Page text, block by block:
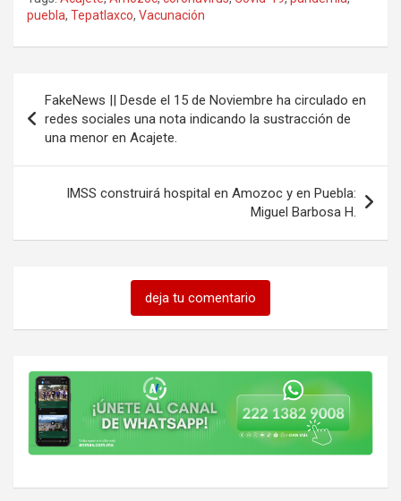
puebla, Tepatlaxco, Vacunación
de
entradas
FakeNews || Desde el 15 de Noviembre ha circulado en
redes sociales una nota indicando la sustracción de
una menor en Acajete.
IMSS construirá hospital en Amozoc y en Puebla:
Miguel Barbosa H.
deja tu comentario